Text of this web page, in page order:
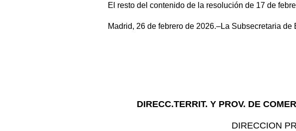
El resto del contenido de la resolución de 17 de
Madrid, 26 de febrero de 2026.–La Subsecretaria
DIRECC.TERRIT. Y PROV. DE
DIRECCION